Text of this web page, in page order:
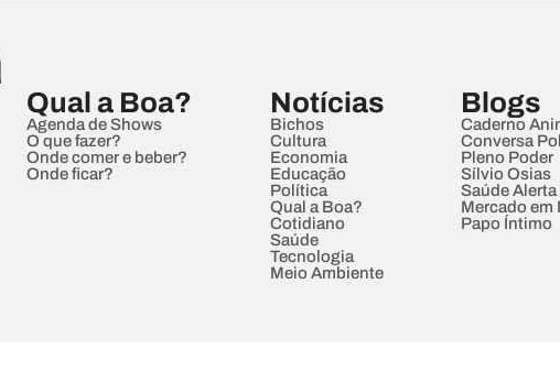
Qual a Boa?
Agenda de Shows
O que fazer?
Onde comer e beber?
Onde ficar?
Notícias
Bichos
Cultura
Economia
Educação
Política
Qual a Boa?
Cotidiano
Saúde
Tecnologia
Meio Ambiente
Blogs
Caderno
Conversa
Pleno Poder
Sílvio Osias
Saúde Alerta
Mercado em
Papo Íntimo